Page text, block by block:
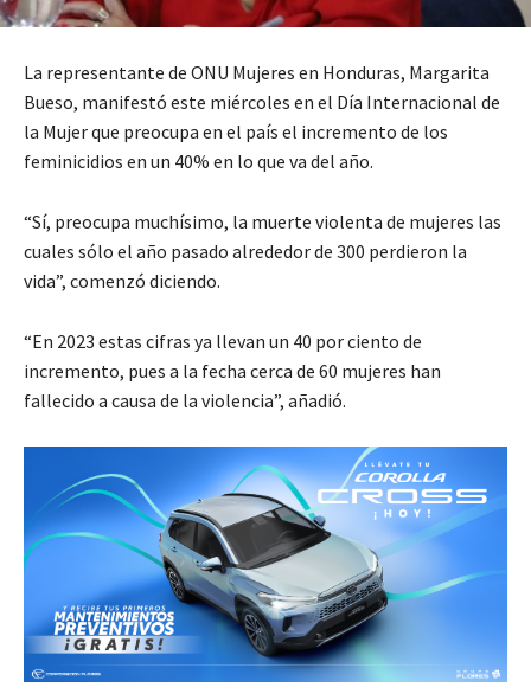
La representante de ONU Mujeres en Honduras, Margarita
Bueso, manifestó este miércoles en el Día Internacional de
la Mujer que preocupa en el país el incremento de los
feminicidios en un 40% en lo que va del año.
“Sí, preocupa muchísimo, la muerte violenta de mujeres las
cuales sólo el año pasado alrededor de 300 perdieron la
vida”, comenzó diciendo.
“En 2023 estas cifras ya llevan un 40 por ciento de
incremento, pues a la fecha cerca de 60 mujeres han
fallecido a causa de la violencia”, añadió.